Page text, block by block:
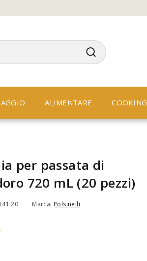
ALIMENTARE COOKING
per passata di
720 mL (20 pezzi)
Marca: Polsinelli